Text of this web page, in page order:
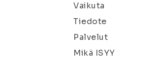
Vaikuta
Tiedote
Palvelut
Mikä ISYY